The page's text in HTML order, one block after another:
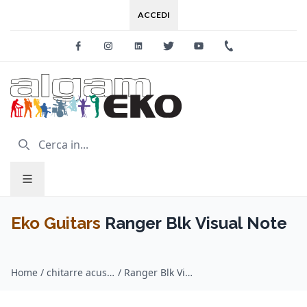
ACCEDI
FacebookInstagramLinkedinTwitter Youtube
Eko Guitars Ranger Blk Visual Note
Home / chitarre acustiche / Eko Guitars / Ranger Blk Visual Note